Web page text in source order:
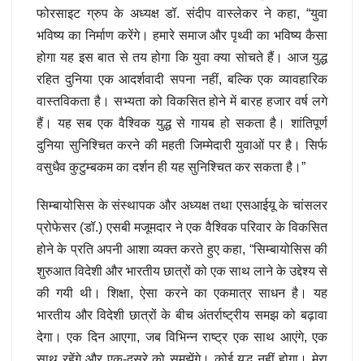
फोरसाइट ग्रुप के अध्यक्ष डॉ. संदीप वास्लेकर ने कहा, “युवा
भविष्य का निर्माण करेंगे। हमारे समाज और पृथ्वी का भविष्य कैसा
होगा यह इस बात से तय होगा कि युवा क्या सोचते हैं। आज युद्ध
रहित दुनिया एक आदर्शवादी सपना नहीं, बल्कि एक व्यावहारिक
वास्तविकता है। सभ्यता को विकसित होने में बारह हजार वर्ष लगे
हैं। यह सब एक वैश्विक युद्ध से गायब हो सकता है। शांतिपूर्ण
दुनिया सुनिश्चित करने की महती जिम्मेदारी युवाओं पर है। सिर्फ
वसुधैव कुटुम्बकम का दर्शन ही यह सुनिश्चित कर सकता है।”
सिम्बायोसिस के संस्थापक और अध्यक्ष तथा एसआईयू के चांसलर
प्रोफेसर (डॉ.) एसबी मजूमदार ने एक वैश्विक परिवार के विकसित
होने के प्रति अपनी आशा व्यक्त करते हुए कहा, “सिम्बायोसिस की
शुरुआत विदेशी और भारतीय छात्रों को एक साथ लाने के उद्देश्य से
की गयी थी। शिक्षा, ऐसा करने का एकमात्र साधन है। यह
भारतीय और विदेशी छात्रों के बीच अंतर्राष्ट्रीय समझ को बढ़ावा
देगा। एक दिन आएगा, जब विभिन्न राष्ट्र एक साथ आएंगे, एक